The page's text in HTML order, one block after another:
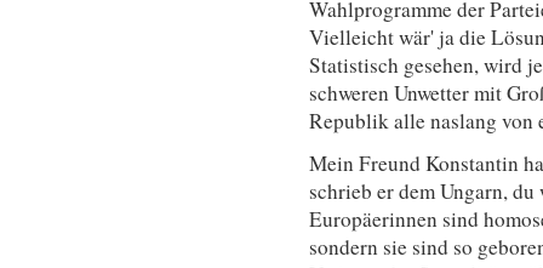
Wahlprogramme der
Vielleicht wär' ja die
Statistisch gesehen, wird
schweren Unwetter mit
Republik alle naslang von
Mein Freund Konstantin
schrieb er dem Ungarn,
Europäerinnen sind
sondern sie sind so